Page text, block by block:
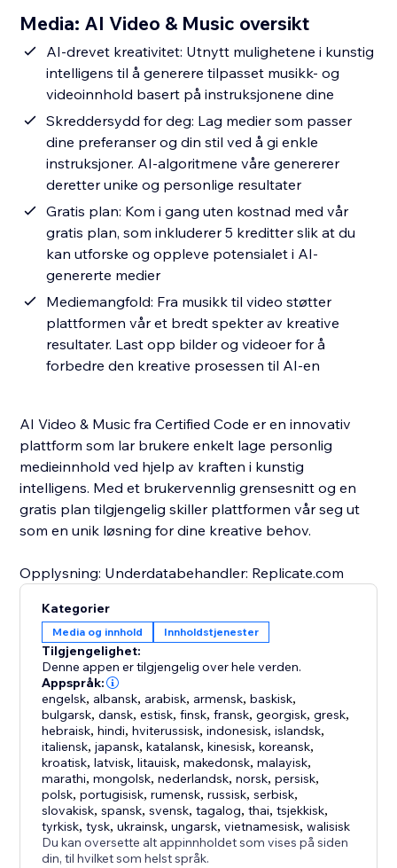
Media: AI Video & Music oversikt
AI-drevet kreativitet: Utnytt mulighetene i kunstig
intelligens til å generere tilpasset musikk- og
videoinnhold basert på instruksjonene dine
Skreddersydd for deg: Lag medier som passer
dine preferanser og din stil ved å gi enkle
instruksjoner. AI-algoritmene våre genererer
deretter unike og personlige resultater
Gratis plan: Kom i gang uten kostnad med vår
gratis plan, som inkluderer 5 kreditter slik at du
kan utforske og oppleve potensialet i AI-
genererte medier
Mediemangfold: Fra musikk til video støtter
plattformen vår et bredt spekter av kreative
resultater. Last opp bilder og videoer for å
forbedre den kreative prosessen til AI-en
AI Video & Music fra Certified Code er en innovativ
plattform som lar brukere enkelt lage personlig
medieinnhold ved hjelp av kraften i kunstig
intelligens. Med et brukervennlig grensesnitt og en
gratis plan tilgjengelig skiller plattformen vår seg ut
som en unik løsning for dine kreative behov.
Opplysning: Underdatabehandler: Replicate.com
Kategorier
Media og innhold Innholdstjenester
Tilgjengelighet:
Denne appen er tilgjengelig over hele verden.
Appspråk:
engelsk, albansk, arabisk, armensk,baskisk,
bulgarsk,dansk,estisk,finsk,fransk,georgisk,gresk,
hebraisk,hindi,hviterussisk,indonesisk,islandsk,
italiensk,japansk,katalansk,kinesisk,koreansk,
kroatisk,latvisk,litauisk,makedonsk,malayisk,
marathi,mongolsk,nederlandsk,norsk,persisk,
polsk,portugisisk,rumensk,russisk,serbisk,
slovakisk,spansk,svensk,tagalog,thai,tsjekkisk,
tyrkisk,tysk,ukrainsk,ungarsk,vietnamesisk,walisisk
Du kan oversette alt appinnholdet som vises på siden
din, til hvilket som helst språk.